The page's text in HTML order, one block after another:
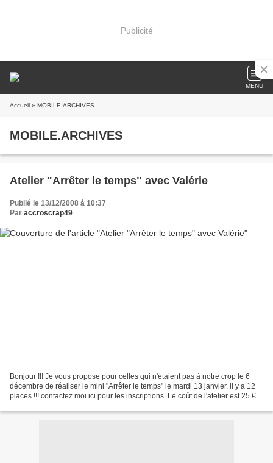
Publicité
MENU
Accueil » MOBILE.ARCHIVES
MOBILE.ARCHIVES
Atelier "Arrêter le temps" avec Valérie
Publié le 13/12/2008 à 10:37
Par accroscrap49
Bonjour !!! Je vous propose pour celles qui n'étaient pas à notre crop le 6
décembre de réaliser le mini "Arrêter le temps" le mardi 13 janvier, il y a 12
places !!! contactez moi ici pour les inscriptions. Le coût de l'atelier est 25 €.